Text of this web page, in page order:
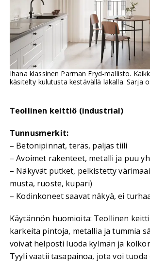
Ihana klassinen Parman Fryd-mallisto.
käsitelty kulutusta kestävällä lakalla. Sarja
Teollinen keittiö (industrial)
Tunnusmerkit:
– Betonipinnat, teräs, paljas tiili
– Avoimet rakenteet, metalli ja puu
– Näkyvät putket, pelkistetty
musta, ruoste, kupari)
– Kodinkoneet saavat näkyä, ei
Käytännön huomioita: Teollinen
karkeita pintoja, metallia ja tummia
voivat helposti luoda kylmän ja
Tyyli vaatii tasapainoa, jota voi tuoda